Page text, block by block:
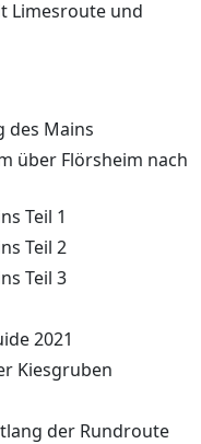
Limesroute und
des Mains
über Flörsheim nach
Teil 1
Teil 2
Teil 3
2021
Kiesgruben
der Rundroute